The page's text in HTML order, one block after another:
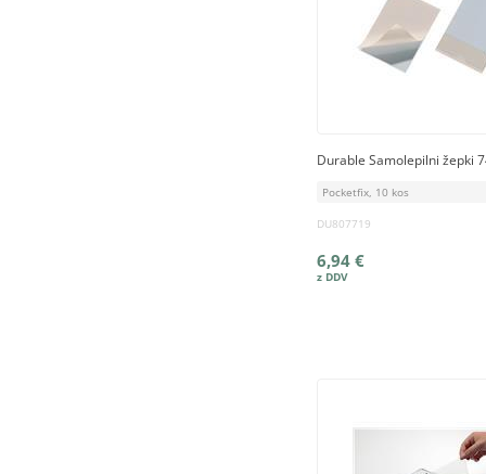
Durable Samolepilni žepki
Pocketfix, 10 kos
DU807719
6,94 €